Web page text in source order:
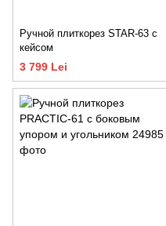
Ручной плиткорез STAR-63 с
кейсом
3 799 Lei